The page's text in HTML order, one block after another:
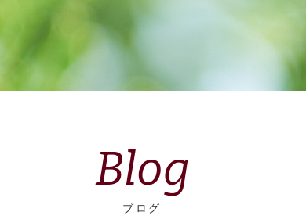
Blog
ブログ